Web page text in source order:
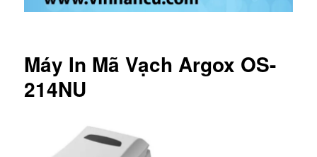
Máy In Mã Vạch Argox OS-
214NU